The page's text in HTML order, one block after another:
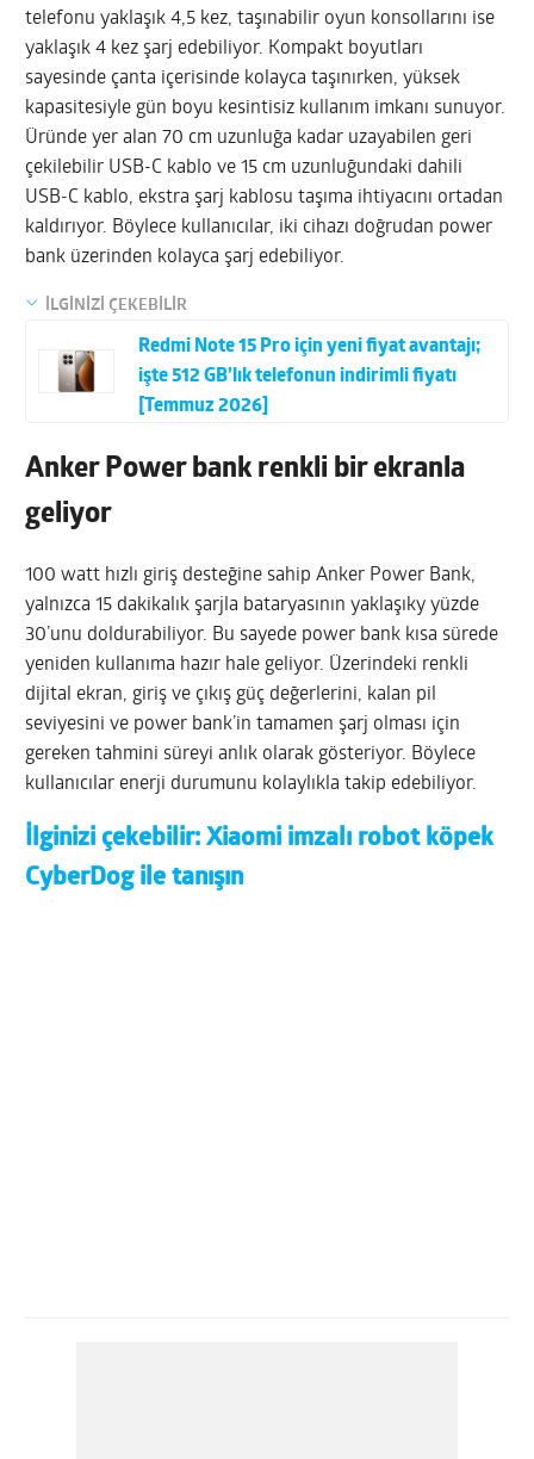
telefonu yaklaşık 4,5 kez, taşınabilir oyun konsollarını ise
yaklaşık 4 kez şarj edebiliyor. Kompakt boyutları
sayesinde çanta içerisinde kolayca taşınırken, yüksek
kapasitesiyle gün boyu kesintisiz kullanım imkanı sunuyor.
Üründe yer alan 70 cm uzunluğa kadar uzayabilen geri
çekilebilir USB-C kablo ve 15 cm uzunluğundaki dahili
USB-C kablo, ekstra şarj kablosu taşıma ihtiyacını ortadan
kaldırıyor. Böylece kullanıcılar, iki cihazı doğrudan power
bank üzerinden kolayca şarj edebiliyor.
İLGİNİZİ ÇEKEBİLİR
Redmi Note 15 Pro için yeni fiyat avantajı;
işte 512 GB’lık telefonun indirimli fiyatı
[Temmuz 2026]
Anker Power bank renkli bir ekranla
geliyor
100 watt hızlı giriş desteğine sahip Anker Power Bank,
yalnızca 15 dakikalık şarjla bataryasının yaklaşıky yüzde
30’unu doldurabiliyor. Bu sayede power bank kısa sürede
yeniden kullanıma hazır hale geliyor. Üzerindeki renkli
dijital ekran, giriş ve çıkış güç değerlerini, kalan pil
seviyesini ve power bank’in tamamen şarj olması için
gereken tahmini süreyi anlık olarak gösteriyor. Böylece
kullanıcılar enerji durumunu kolaylıkla takip edebiliyor.
İlginizi çekebilir:Xiaomi imzalı robot köpek
CyberDog ile tanışın